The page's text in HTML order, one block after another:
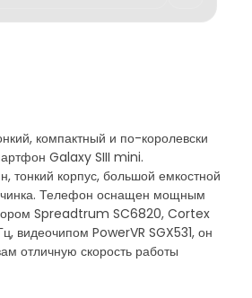
компактный и по-королевски
Galaxy SIII mini.
тонкий корпус, большой емкостной
Телефон оснащен мощным
Spreadtrum SC6820, Cortex
видеочипом PowerVR SGX531, он
отличную скорость работы